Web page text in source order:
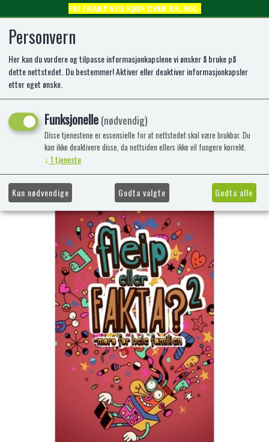
FRI FRAKT VED KJØP OVER KR. 500,-
0
Fleip eller fakta 2
Kan glassmaneter prompe? Er
månestøvforgiftning så sjeldent at ingen
har hatt det enda? Blir du blå av å få i
deg for mye sølv?
Kampanje -51%
Personvern
Her kan du vurdere og tilpasse informasjonkapslene vi ønsker å bruke på
dette nettstedet. Du bestemmer! Aktiver eller deaktiver informasjonkapsler
etter eget ønske.
Funksjonelle(nødvendig)
Disse tjenestene er essensielle for at nettstedet skal være brukbar. Du
kan ikke deaktivere disse, da nettsiden ellers ikke vil fungere korrekt.
↓ 1tjeneste
Kun nødvendige Godta valgte Godta alle